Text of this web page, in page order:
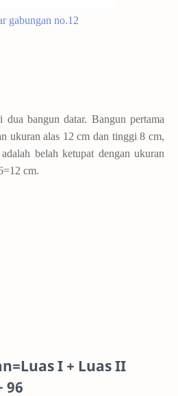
gabungan no.12
bangun datar. Bangun pertama
ukuran alas 12 cm dan tinggi 8 cm,
belah ketupat dengan ukuran
cm.
I + Luas II